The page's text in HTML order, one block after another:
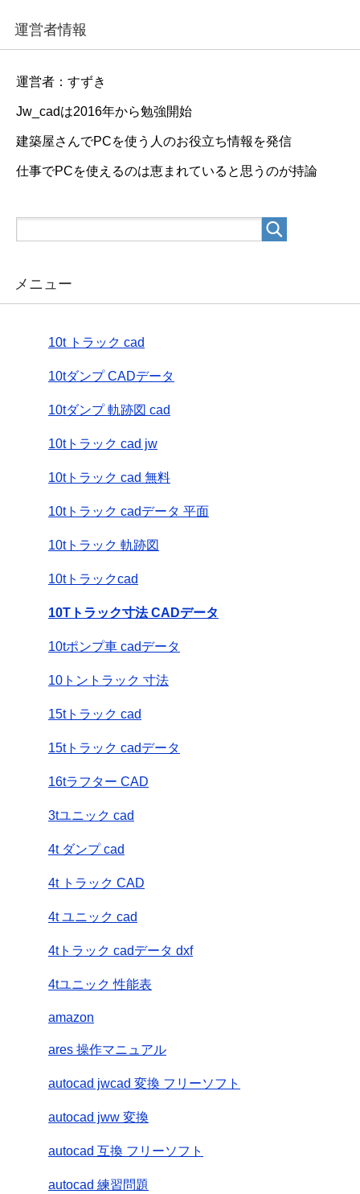
運営者情報
運営者：すずき
Jw_cadは2016年から勉強開始
建築屋さんでPCを使う人のお役立ち情報を発信
仕事でPCを使えるのは恵まれていると思うのが持論
メニュー
10t トラック cad
10tダンプ CADデータ
10tダンプ 軌跡図 cad
10tトラック cad jw
10tトラック cad 無料
10tトラック cadデータ 平面
10tトラック 軌跡図
10tトラックcad
10Tトラック寸法 CADデータ
10tポンプ車 cadデータ
10トントラック 寸法
15tトラック cad
15tトラック cadデータ
16tラフター CAD
3tユニック cad
4t ダンプ cad
4t トラック CAD
4t ユニック cad
4tトラック cadデータ dxf
4tユニック 性能表
amazon
ares 操作マニュアル
autocad jwcad 変換 フリーソフト
autocad jww 変換
autocad 互換 フリーソフト
autocad 練習問題